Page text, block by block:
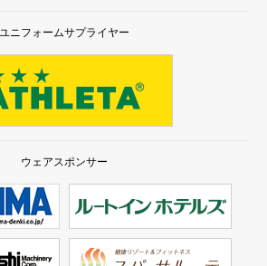
ユニフォームサプライヤー
ウェアスポンサー